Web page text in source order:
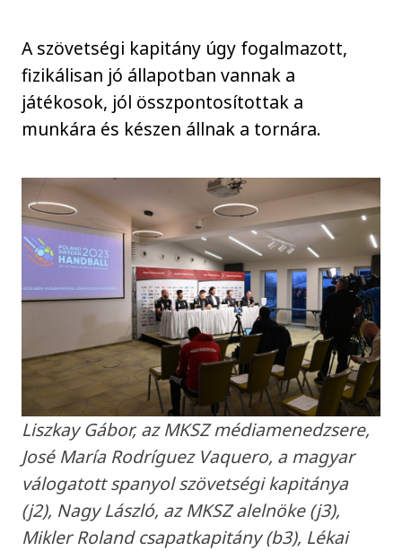
A szövetségi kapitány úgy fogalmazott,
fizikálisan jó állapotban vannak a
játékosok, jól összpontosítottak a
munkára és készen állnak a tornára.
Liszkay Gábor, az MKSZ médiamenedzsere,
José María Rodríguez Vaquero, a magyar
válogatott spanyol szövetségi kapitánya
(j2), Nagy László, az MKSZ alelnöke (j3),
Mikler Roland csapatkapitány (b3), Lékai